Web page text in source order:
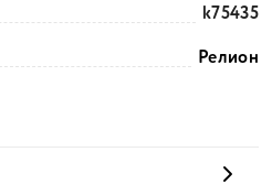
k75435
Релион